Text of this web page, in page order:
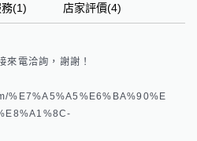
(1) 店家評價(4)
來電洽詢，謝謝！
%E7%A5%A5%E6%BA%90%E